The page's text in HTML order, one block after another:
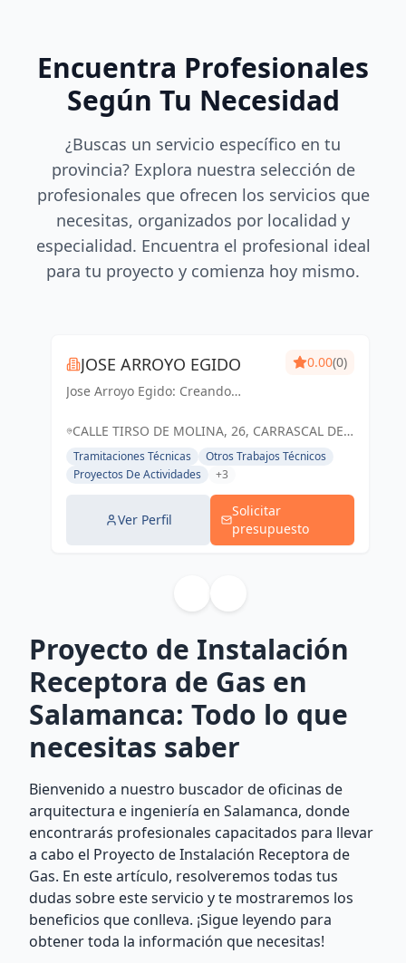
Encuentra Profesionales
Según Tu Necesidad
¿Buscas un servicio específico en tu
provincia? Explora nuestra selección de
profesionales que ofrecen los servicios que
necesitas, organizados por localidad y
especialidad. Encuentra el profesional ideal
para tu proyecto y comienza hoy mismo.
JOSE ARROYO EGIDO
Jose Arroyo Egido: Creando
funcionales que transforman
0.00(0)
CALLE TIRSO DE MOLINA, 26, CARRASCAL DE
BARREGAS, SALAMANCA, ESPAÑA, España
Tramitaciones Técnicas
Otros Trabajos Técnicos
Proyectos De Actividades
+3
Ver Perfil
Solicitar
presupuesto
Proyecto de Instalación
Receptora de Gas en
Salamanca: Todo lo que
necesitas saber
Bienvenido a nuestro buscador de oficinas de
arquitectura e ingeniería en Salamanca, donde
encontrarás profesionales capacitados para llevar
a cabo el Proyecto de Instalación Receptora de
Gas. En este artículo, resolveremos todas tus
dudas sobre este servicio y te mostraremos los
beneficios que conlleva. ¡Sigue leyendo para
obtener toda la información que necesitas!